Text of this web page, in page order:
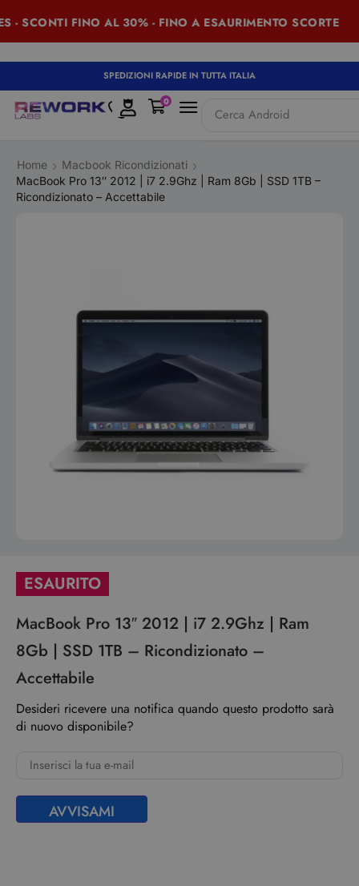
FINO AL 30% - FINO A ESAURIMENTO SCORTE
SPEDIZIONI RAPIDE IN TUTTA ITALIA
Cerca iPad
0
Home
Macbook Ricondizionati
MacBook Pro 13″ 2012 | i7 2.9Ghz | Ram 8Gb | SSD 1TB –
Ricondizionato – Accettabile
ESAURITO
MacBook Pro 13″ 2012 | i7 2.9Ghz | Ram
8Gb | SSD 1TB – Ricondizionato –
Accettabile
Desideri ricevere una notifica quando questo prodotto sarà
di nuovo disponibile?
AVVISAMI